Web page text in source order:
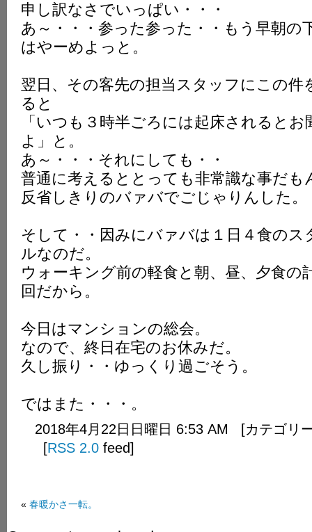
申し訳なさでいっぱい・・・
あ～・・・参った参った・・もう早朝の
はやーめよっと。
翌日、その客先の担当スタッフにこの件
ると
「いつも３時半ごろには起床されると
よ」と。
あ～・・・それにしても・・
普通に考えるととっても非常識な事だも
反省しきりのバァバでごじゃりんした。
そして・・因みにバァバは１日４食のス
ルなのだ。
ウォーキング前の軽食と朝、昼、夕食の
回だから。
今日はマンションの総会。
なので、終日在宅のお休みだ。
久し振り・・ゆっくり過ごそう。
ではまた・・・。
2018年4月22日日曜日 6:53 AM [カテゴリ
[RSS 2.0 feed]
« 春暖かさ一転。